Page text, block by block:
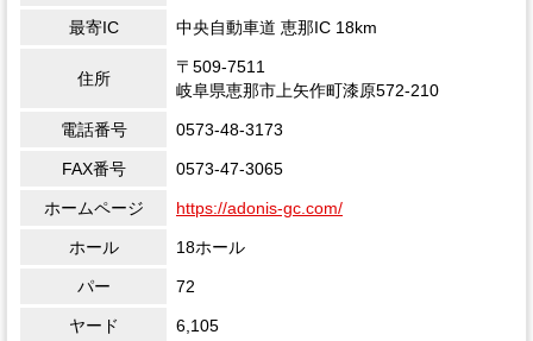
最寄IC 中央自動車道 恵那IC 18km
住所
〒509-7511
岐阜県恵那市上矢作町漆原572-210
電話番号 0573-48-3173
FAX番号 0573-47-3065
ホームページ https://adonis-gc.com/
ホール 18ホール
パー 72
ヤード 6,105